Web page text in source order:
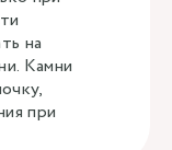
на
Камни
при